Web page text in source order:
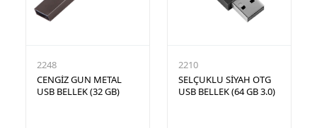
2248
CENGİZ GUN METAL
USB BELLEK (32 GB)
2210
SELÇUKLU SİYAH OTG
USB BELLEK (64 GB 3.0)